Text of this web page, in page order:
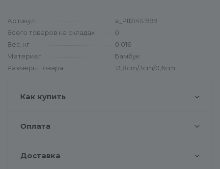
Артикул
a_PI1214S1999
Всего товаров на складах
0
Вес, кг
0.016
Материал
Бамбук
Размеры товара
13,8cm/3cm/0,6cm
Как купить
Оплата
Доставка